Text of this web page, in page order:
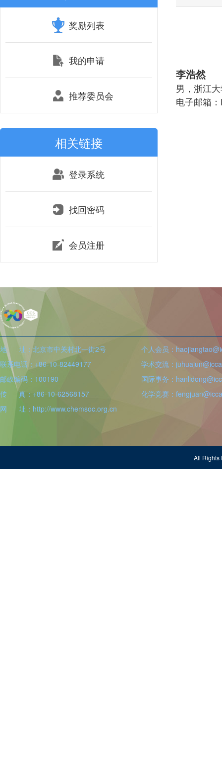
奖励列表
我的申请
推荐委员会
相关链接
登录系统
找回密码
会员注册
李浩然
男，浙江
电子邮箱
地 址：北京市中关村北一街2号
联系电话：+86-10-82449177
邮政编码：100190
传 真：+86-10-62568157
网 址：http://www.chemsoc.org.cn
个人会员：
学术交流：
国际事务：
化学竞赛：
All Rights